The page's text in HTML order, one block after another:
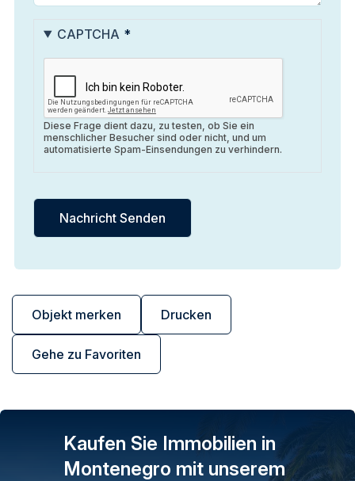
Objekt merken Drucken
Gehe zu Favoriten
CAPTCHA
Diese Frage dient dazu, zu testen, ob Sie ein
menschlicher Besucher sind oder nicht, und um
automatisierte Spam-Einsendungen zu verhindern.
Kaufen Sie Immobilien in
Montenegro mit unserem